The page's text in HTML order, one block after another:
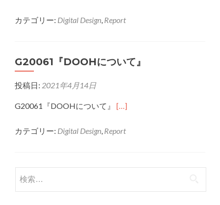
い
カテゴリー: Digital Design, Report
G20061『DOOHについて』
投稿日: 2021年4月14日
G20061『DOOHについて』 […]
カテゴリー: Digital Design, Report
検索: